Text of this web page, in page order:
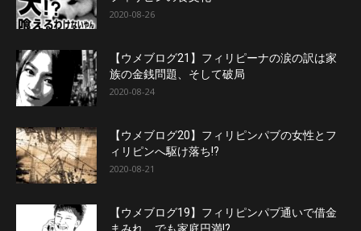
2020-08-26
【ウメブログ21】フィリピーナの涙の訳は家
族の金銭問題、そして破局
2020-08-24
【ウメブログ20】フィリピンパブの女性とフ
ィリピンへ駆け落ち!?
2020-08-21
【ウメブログ19】フィリピンパブ通いで借金